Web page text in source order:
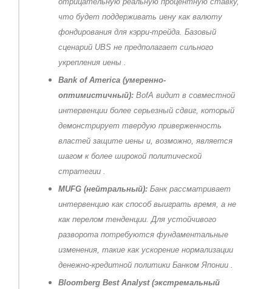
что будет поддерживать иену как валюту
фондирования для кэрри-трейда. Базовый
сценарий UBS не предполагает сильного
укрепления иены .
Bank of America (умеренно-
оптимистичный): BofA видит в совместной
интервенции более серьезный сдвиг, который
демонстрирует твердую приверженность
властей защите иены и, возможно, является
шагом к более широкой политической
стратегии .
MUFG (нейтральный): Банк рассматривает
интервенцию как способ выиграть время, а не
как перелом тенденции. Для устойчивого
разворота потребуются фундаментальные
изменения, такие как ускорение нормализации
денежно-кредитной политики Банком Японии .
Bloomberg Best Analyst (экстремальный